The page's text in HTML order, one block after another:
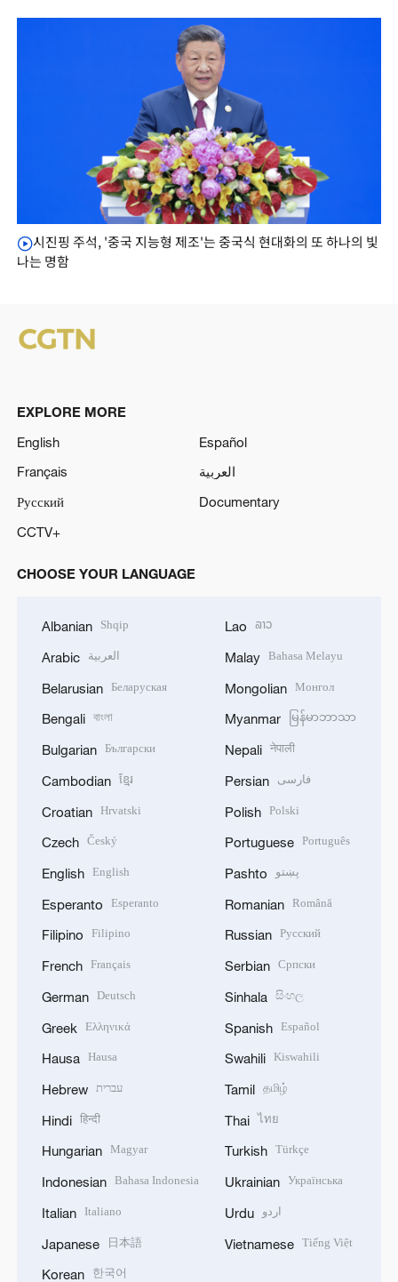
시진핑 주석, '중국 지능형 제조'는 중국식 현대화의 또 하나의 빛
나는 명함
EXPLORE MORE
English
Español
Français
العربية
Русский
Documentary
CCTV+
CHOOSE YOUR LANGUAGE
Albanian Shqip
Arabic العربية
Belarusian Беларуская
Bengali বাংলা
Bulgarian Български
Cambodian ខ្មែរ
Croatian Hrvatski
Czech Český
English English
Esperanto Esperanto
Filipino Filipino
French Français
German Deutsch
Greek Ελληνικά
Hausa Hausa
Hebrew עברית
Hindi हिन्दी
Hungarian Magyar
Indonesian Bahasa Indonesia
Italian Italiano
Japanese 日本語
Korean 한국어
Lao ລາວ
Malay Bahasa Melayu
Mongolian Монгол
Myanmar မြန်မာဘာသာ
Nepali नेपाली
Persian فارسی
Polish Polski
Portuguese Português
Pashto پښتو
Romanian Română
Russian Русский
Serbian Српски
Sinhala සිංහල
Spanish Español
Swahili Kiswahili
Tamil தமிழ்
Thai ไทย
Turkish Türkçe
Ukrainian Українська
Urdu اردو
Vietnamese Tiếng Việt